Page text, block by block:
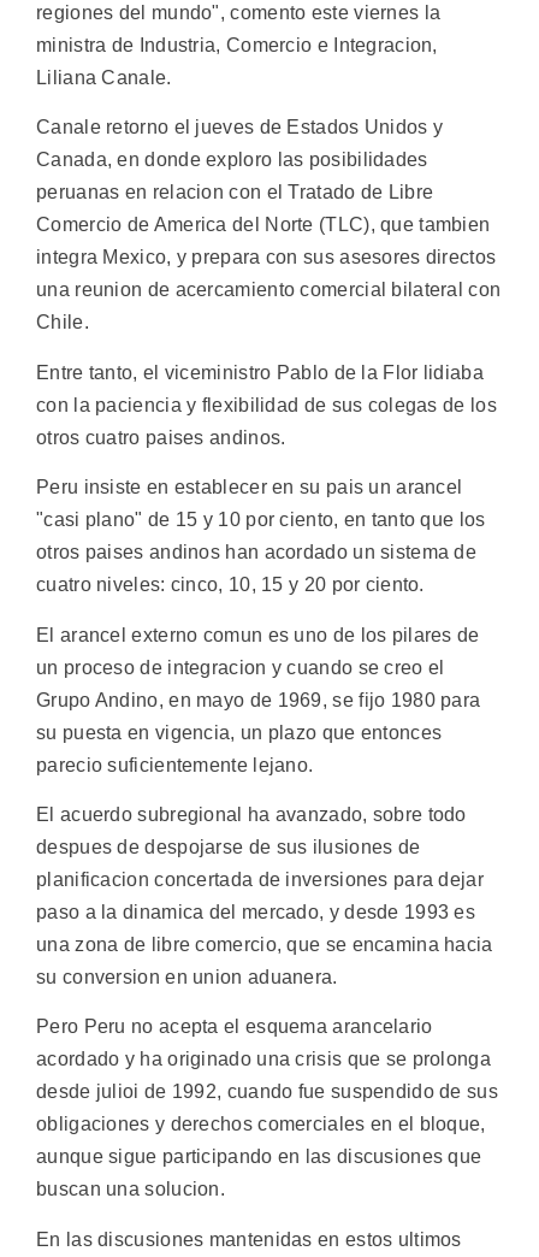
regiones del mundo", comento este viernes la
ministra de Industria, Comercio e Integracion,
Liliana Canale.
Canale retorno el jueves de Estados Unidos y
Canada, en donde exploro las posibilidades
peruanas en relacion con el Tratado de Libre
Comercio de America del Norte (TLC), que tambien
integra Mexico, y prepara con sus asesores directos
una reunion de acercamiento comercial bilateral con
Chile.
Entre tanto, el viceministro Pablo de la Flor lidiaba
con la paciencia y flexibilidad de sus colegas de los
otros cuatro paises andinos.
Peru insiste en establecer en su pais un arancel
"casi plano" de 15 y 10 por ciento, en tanto que los
otros paises andinos han acordado un sistema de
cuatro niveles: cinco, 10, 15 y 20 por ciento.
El arancel externo comun es uno de los pilares de
un proceso de integracion y cuando se creo el
Grupo Andino, en mayo de 1969, se fijo 1980 para
su puesta en vigencia, un plazo que entonces
parecio suficientemente lejano.
El acuerdo subregional ha avanzado, sobre todo
despues de despojarse de sus ilusiones de
planificacion concertada de inversiones para dejar
paso a la dinamica del mercado, y desde 1993 es
una zona de libre comercio, que se encamina hacia
su conversion en union aduanera.
Pero Peru no acepta el esquema arancelario
acordado y ha originado una crisis que se prolonga
desde julioi de 1992, cuando fue suspendido de sus
obligaciones y derechos comerciales en el bloque,
aunque sigue participando en las discusiones que
buscan una solucion.
En las discusiones mantenidas en estos ultimos